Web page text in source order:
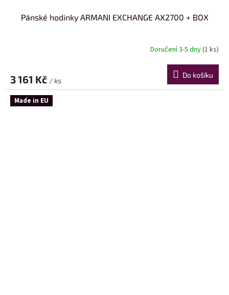
Pánské hodinky ARMANI EXCHANGE AX2700 + BOX
Doručení 3-5 dny(1 ks)
3 161 Kč / ks
Do košíku
Made in EU